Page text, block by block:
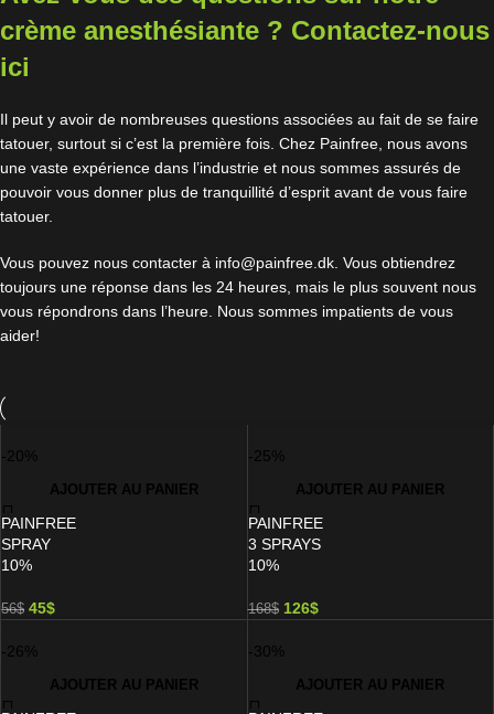
crème anesthésiante ? Contactez-nous
ici
Il peut y avoir de nombreuses questions associées au fait de se faire
tatouer, surtout si c’est la première fois. Chez Painfree, nous avons
une vaste expérience dans l’industrie et nous sommes assurés de
pouvoir vous donner plus de tranquillité d’esprit avant de vous faire
tatouer.
Vous pouvez nous contacter à info@painfree.dk . Vous obtiendrez
toujours une réponse dans les 24 heures, mais le plus souvent nous
vous répondrons dans l’heure. Nous sommes impatients de vous
aider!
-20%
AJOUTER AU PANIER
PAINFREE
SPRAY
10%
56$ 45$
-25%
AJOUTER AU PANIER
PAINFREE
3 SPRAYS
10%
168$ 126$
-26%
AJOUTER AU PANIER
-30%
AJOUTER AU PANIER